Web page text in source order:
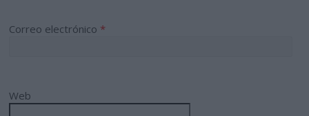
Correo electrónico *
Web